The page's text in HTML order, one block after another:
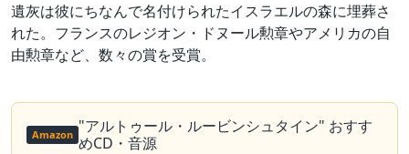
遺灰は彼にちなんで名付けられたイスラエルの森に埋葬さ
れた。フランスのレジオン・ドヌール勲章やアメリカの自
由勲章など、数々の賞を受賞。
Amazon "アルトゥール・ルービンシュタイン" おすす
めCD・音源